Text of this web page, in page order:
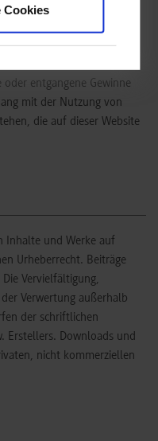
Cookies
oder die Erreichbarkeit
Hochschule Baden-
für konkrete, mittelbare
die durch fehlende
entgangene Gewinne
mit der Nutzung von
die auf dieser Website
Inhalte und Werke auf
Urheberrecht. Beiträge
Vervielfältigung,
Verwertung außerhalb
der schriftlichen
Erstellers. Downloads und
nicht kommerziellen